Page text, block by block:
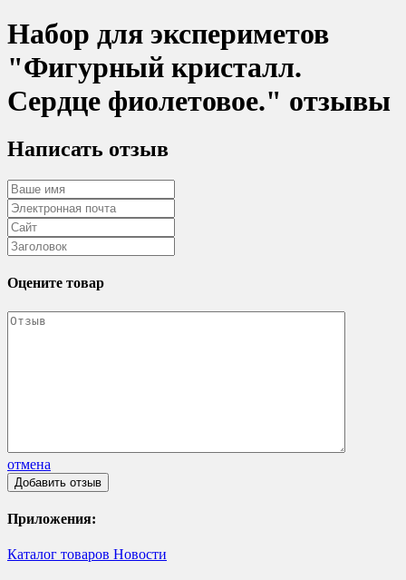
Набор для экспериметов
"Фигурный кристалл.
Сердце фиолетовое." отзывы
Написать отзыв
Оцените товар
отмена
Приложения:
Каталог товаров Новости